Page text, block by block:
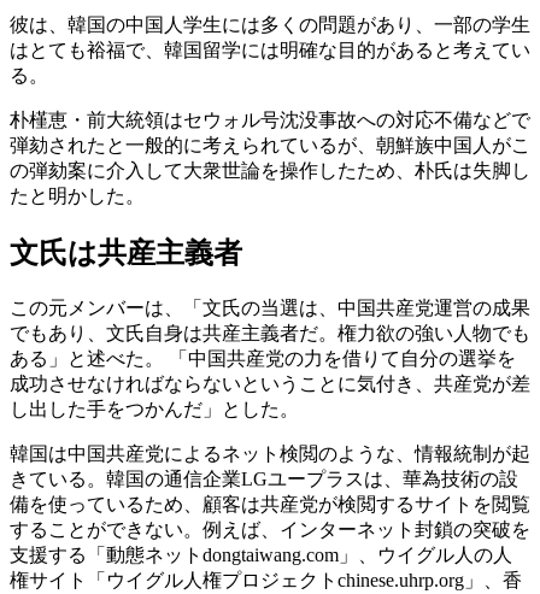
彼は、韓国の中国人学生には多くの問題があり、一部の学生
はとても裕福で、韓国留学には明確な目的があると考えてい
る。
朴槿恵・前大統領はセウォル号沈没事故への対応不備などで
弾劾されたと一般的に考えられているが、朝鮮族中国人がこ
の弾劾案に介入して大衆世論を操作したため、朴氏は失脚し
たと明かした。
文氏は共産主義者
この元メンバーは、「文氏の当選は、中国共産党運営の成果
でもあり、文氏自身は共産主義者だ。権力欲の強い人物でも
ある」と述べた。 「中国共産党の力を借りて自分の選挙を
成功させなければならないということに気付き、共産党が差
し出した手をつかんだ」とした。
韓国は中国共産党によるネット検閲のような、情報統制が起
きている。韓国の通信企業LGユープラスは、華為技術の設
備を使っているため、顧客は共産党が検閲するサイトを閲覧
することができない。例えば、インターネット封鎖の突破を
支援する「動態ネットdongtaiwang.com」、ウイグル人の人
権サイト「ウイグル人権プロジェクトchinese.uhrp.org」、香